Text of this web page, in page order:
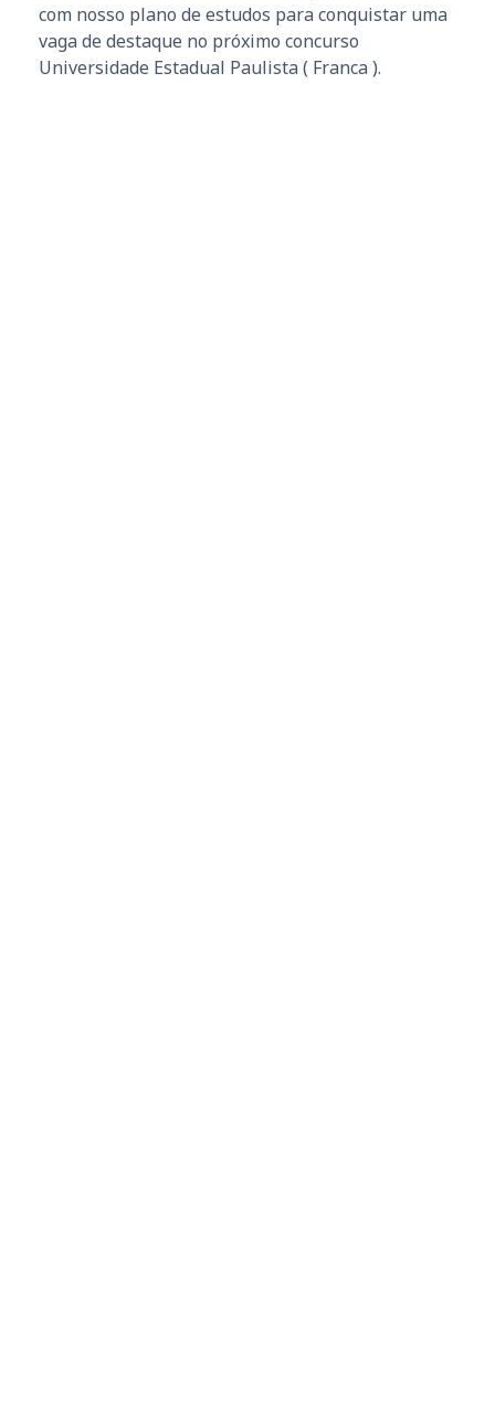
com nosso plano de estudos para conquistar uma
vaga de destaque no próximo concurso
Universidade Estadual Paulista ( Franca ).